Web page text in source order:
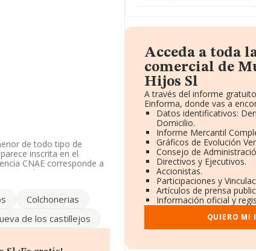
de todo tipo de
inscrita en el
CNAE corresponde a
exteriores.
de la media de sector.
a los niveles de
caído 22 puestos a nivel
Colchonerias
de los castillejos
Acceda a toda
comercial de
Hijos Sl
A través del informe
Einforma, donde vas a
Datos identificativos:
Domicilio.
Informe Mercantil
Gráficos de Evolución
Consejo de
Directivos y Ejecutivos.
Accionistas.
Participaciones y
Artículos de prensa
Información oficial y
QUIERO MI